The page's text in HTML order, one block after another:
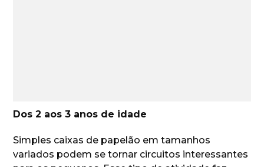
Dos 2 aos 3 anos de idade
Simples caixas de papelão em tamanhos
variados podem se tornar circuitos interessantes